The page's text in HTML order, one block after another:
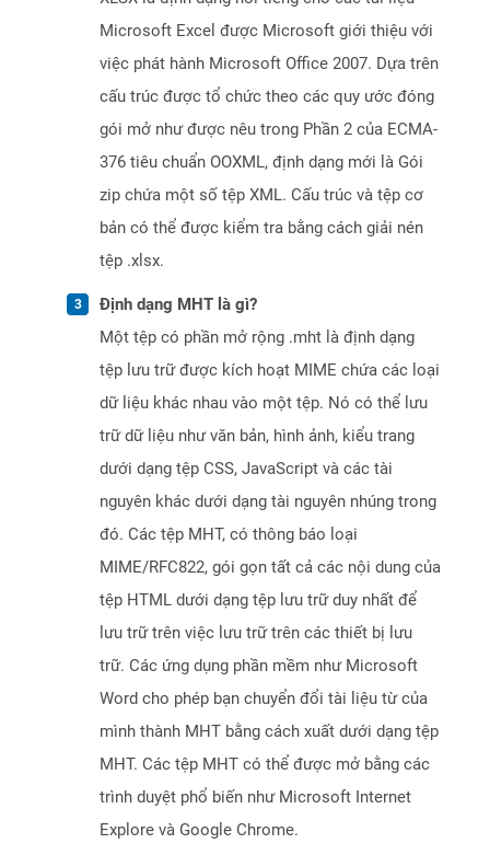
Microsoft Excel được Microsoft giới thiệu với
việc phát hành Microsoft Office 2007. Dựa trên
cấu trúc được tổ chức theo các quy ước đóng
gói mở như được nêu trong Phần 2 của ECMA-
376 tiêu chuẩn OOXML, định dạng mới là Gói
zip chứa một số tệp XML. Cấu trúc và tệp cơ
bản có thể được kiểm tra bằng cách giải nén
tệp .xlsx.
Định dạng MHT là gì?
Một tệp có phần mở rộng .mht là định dạng
tệp lưu trữ được kích hoạt MIME chứa các loại
dữ liệu khác nhau vào một tệp. Nó có thể lưu
trữ dữ liệu như văn bản, hình ảnh, kiểu trang
dưới dạng tệp CSS, JavaScript và các tài
nguyên khác dưới dạng tài nguyên nhúng trong
đó. Các tệp MHT, có thông báo loại
MIME/RFC822, gói gọn tất cả các nội dung của
tệp HTML dưới dạng tệp lưu trữ duy nhất để
lưu trữ trên việc lưu trữ trên các thiết bị lưu
trữ. Các ứng dụng phần mềm như Microsoft
Word cho phép bạn chuyển đổi tài liệu từ của
mình thành MHT bằng cách xuất dưới dạng tệp
MHT. Các tệp MHT có thể được mở bằng các
trình duyệt phổ biến như Microsoft Internet
Explore và Google Chrome.